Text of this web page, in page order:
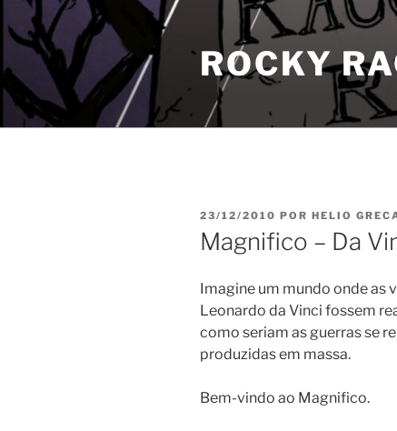
Pular
para
conteúdo
ROCKY
PUBLICADO
EM
23/12/2010 POR HELIO
Magnifico – Da
Imagine um mundo onde as
Leonardo da Vinci fossem
como seriam as guerras se
produzidas em massa.
Bem-vindo ao Magnifico.